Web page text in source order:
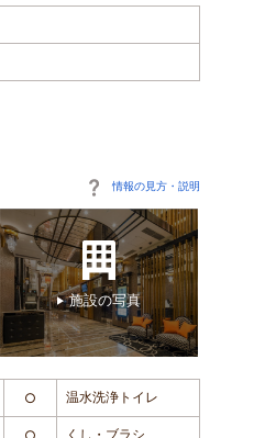
情報の見方・説明
施設の写真
○ 温水洗浄トイレ
くし・ブラシ